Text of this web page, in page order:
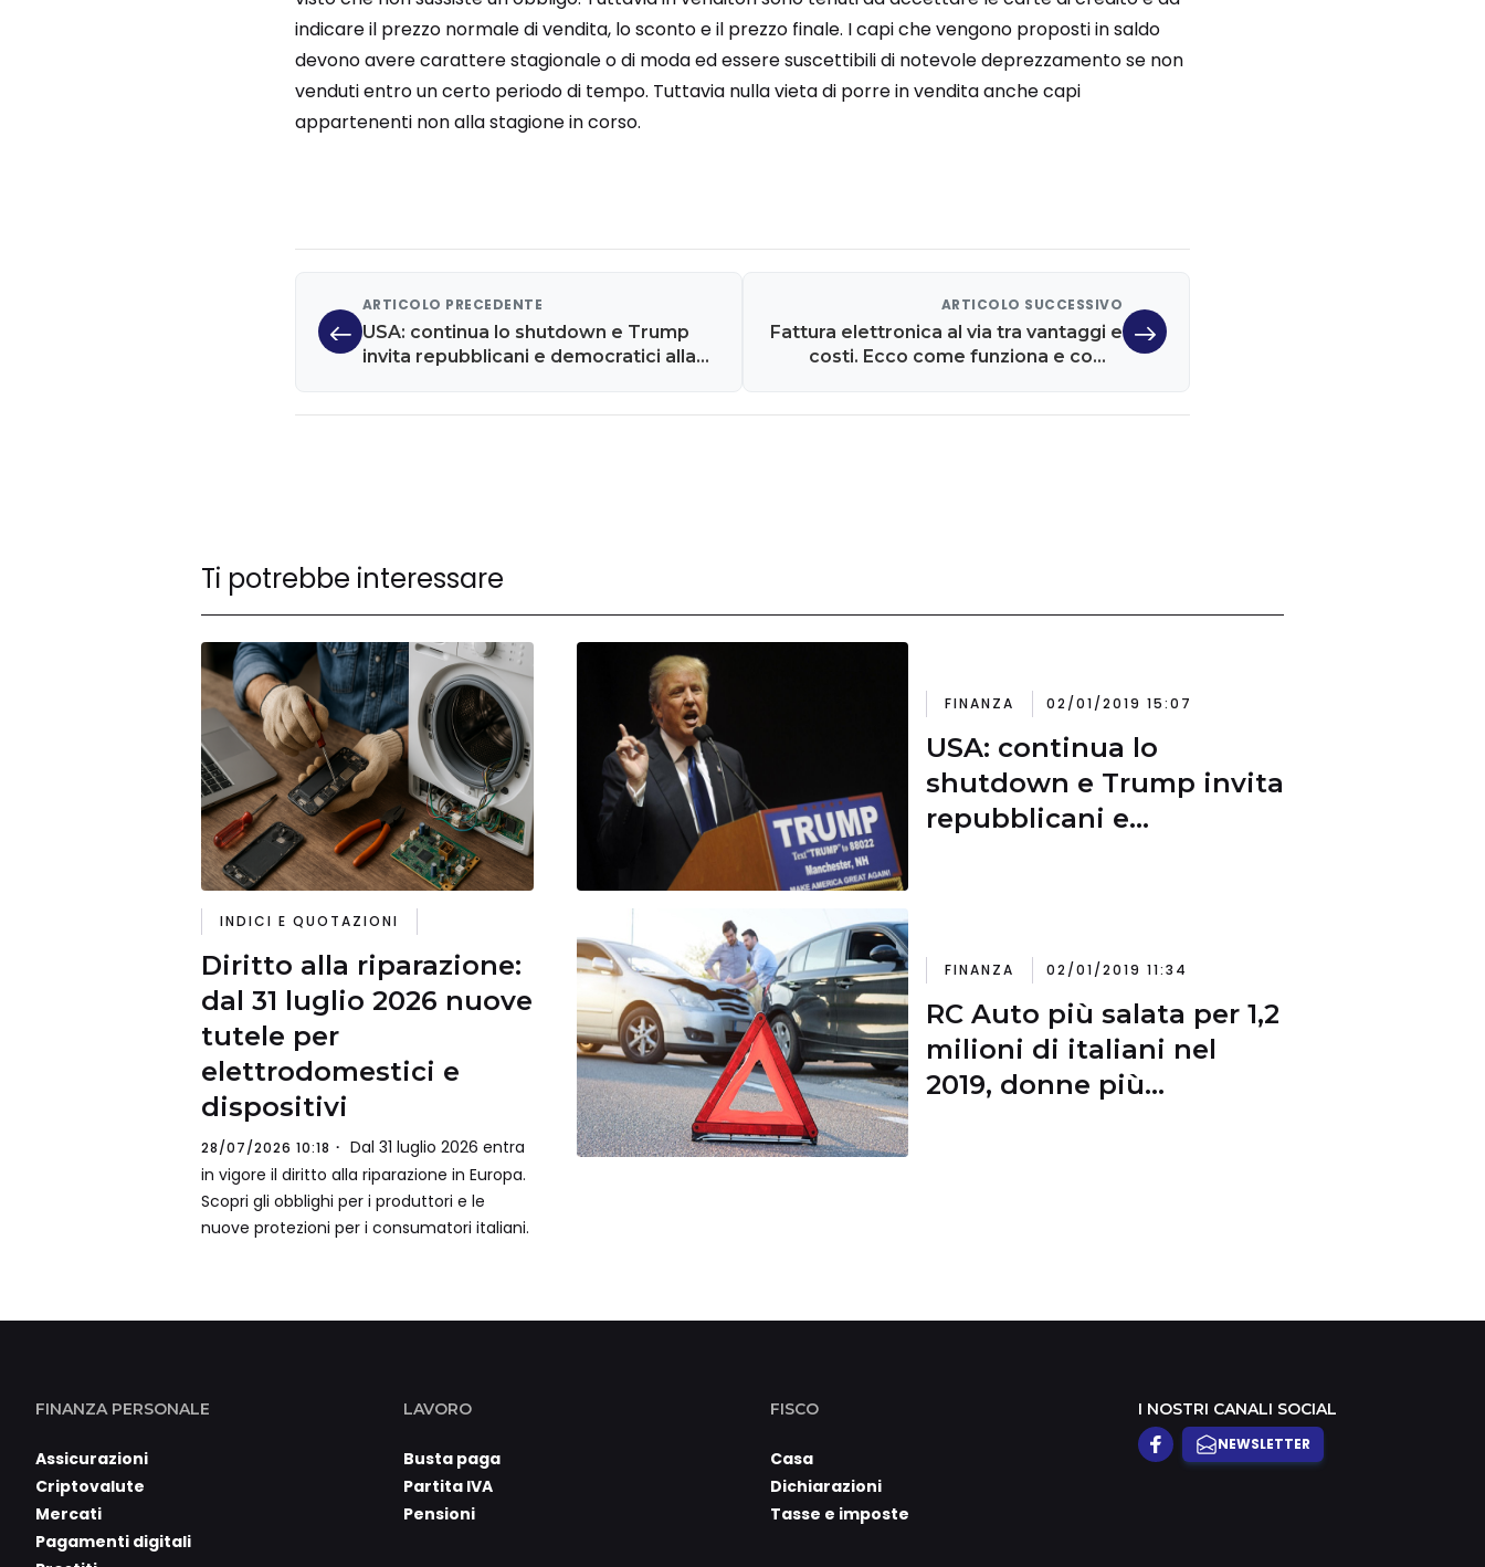
indicare il prezzo normale di vendita, lo sconto e il prezzo finale. I capi che vengono proposti in saldo
devono avere carattere stagionale o di moda ed essere suscettibili di notevole deprezzamento se non
venduti entro un certo periodo di tempo. Tuttavia nulla vieta di porre in vendita anche capi
appartenenti non alla stagione in corso.
ARTICOLO PRECEDENTE
USA: continua lo shutdown e Trump
invita repubblicani e democratici alla
ARTICOLO SUCCESSIVO
Fattura elettronica al via tra vantaggi e
costi. Ecco come funziona e come
Ti potrebbe interessare
INDICI E QUOTAZIONI
Diritto alla riparazione:
dal 31 luglio 2026 nuove
tutele per
elettrodomestici e
dispositivi
28/07/2026 10:18
Dal 31 luglio 2026 entra
in vigore il diritto alla riparazione in Europa.
Scopri gli obblighi per i produttori e le
nuove protezioni per i consumatori italiani.
FINANZA 02/01/2019 15:07
USA: continua lo
shutdown e Trump invita
repubblicani e
FINANZA 02/01/2019 11:34
RC Auto più salata per 1,2
milioni di italiani nel
2019, donne più
FINANZA PERSONALE
Assicurazioni
Criptovalute
Mercati
Pagamenti digitali
LAVORO
Busta paga
Partita IVA
Pensioni
FISCO
Casa
Dichiarazioni
Tasse e imposte
I NOSTRI CANALI SOCIAL
NEWSLETTER